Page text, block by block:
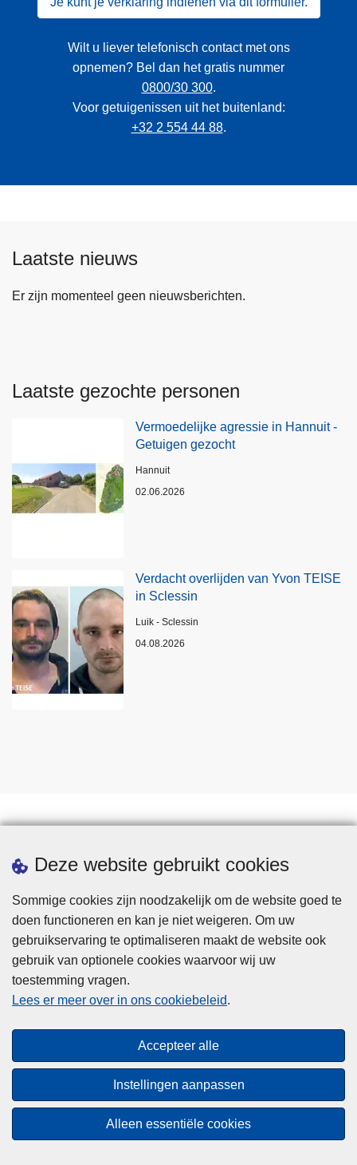
Deze website gebruikt cookies
Sommige cookies zijn noodzakelijk om de website goed te
doen functioneren en kan je niet weigeren. Om uw
gebruikservaring te optimaliseren maakt de website ook
gebruik van optionele cookies waarvoor wij uw
toestemming vragen.
Lees er meer over in ons cookiebeleid.
Accepteer alle
Instellingen aanpassen
Alleen essentiële cookies
Wilt u liever telefonisch contact met ons
opnemen? Bel dan het gratis nummer
0800/30 300.
Voor getuigenissen uit het buitenland:
+32 2 554 44 88.
Laatste nieuws
Er zijn momenteel geen nieuwsberichten.
Laatste gezochte personen
Vermoedelijke agressie in Hannuit -
Getuigen gezocht
Plaats
Hannuit
02.06.2026
Verdacht overlijden van Yvon TEISE
in Sclessin
Plaats
Luik - Sclessin
04.08.2026
Statistieken
Privacy
Cookies
Toegankelijkheid
© 2026 Politie.be